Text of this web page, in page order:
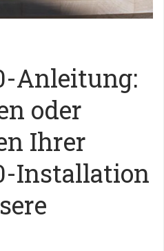
Anleitung:
oder
Ihrer
Installation